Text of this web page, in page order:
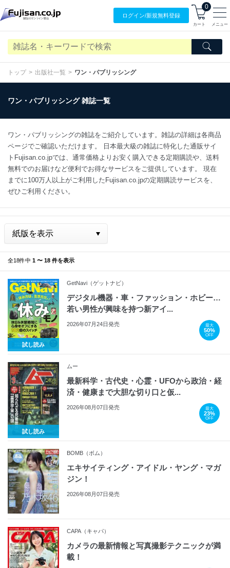
ログイン/新規無料登録
0
カート メニュー
トップ 出版社一覧 ワン・パブリッシング
ワン・パブリッシング 雑誌一覧
ワン・パブリッシングの雑誌をご紹介しています。雑誌の詳細は各商品
ページでご確認いただけます。 日本最大級の雑誌に特化した通販サイ
トFujisan.co.jpでは、通常価格よりお安く購入できる定期購読や、送料
無料でのお届けなど便利でお得なサービスをご提供しています。 現在
までに100万人以上がご利用したFujisan.co.jpの定期購読サービスを、
ぜひご利用ください。
全18件中 1 〜 18 件を表示
試し読み
GetNavi（ゲットナビ）
デジタル機器・車・ファッション・ホビー…
若い男性が興味を持つ新アイ...
2026年07月24日発売 最大
50%
OFF
試し読み
ムー
最新科学・古代史・心霊・UFOから政治・経
済・健康まで大胆な切り口と仮...
2026年08月07日発売 最大
23%
OFF
BOMB（ボム）
エキサイティング・アイドル・ヤング・マガ
ジン！
2026年08月07日発売
CAPA（キャパ）
カメラの最新情報と写真撮影テクニックが満
載！